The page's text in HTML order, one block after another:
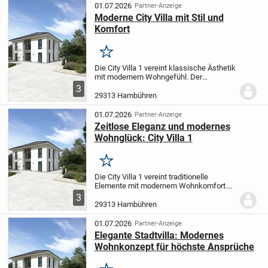
Stunden...
3
01.07.2026 Partner-Anzeige
Moderne City Villa mit Stil und
Komfort
Merken
Die City Villa 1 vereint klassische Ästhetik
mit modernem Wohngefühl. Der
Essbereich bietet Ihnen reichlich Platz,
um entspannte Momente mit Ihren
Liebsten zu genießen....
29313 Hambühren
3
01.07.2026 Partner-Anzeige
Zeitlose Eleganz und modernes
Wohnglück: City Villa 1
Merken
Die City Villa 1 vereint traditionelle
Elemente mit modernem Wohnkomfort.
bietet eine einladende Atmosphäre für
gemeinsame Stunden - sei es im Kreis
der Familie...
29313 Hambühren
01.07.2026 Partner-Anzeige
Elegante Stadtvilla: Modernes
Wohnkonzept für höchste Ansprüche